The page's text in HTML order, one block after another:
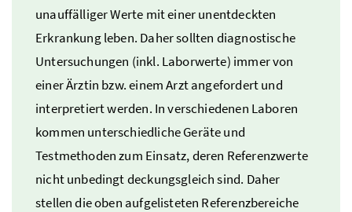
unauffälliger Werte mit einer unentdeckten
Erkrankung leben. Daher sollten diagnostische
Untersuchungen (inkl. Laborwerte) immer von
einer Ärztin bzw.einem Arzt angefordert und
interpretiert werden. In verschiedenen Laboren
kommen unterschiedliche Geräte und
Testmethoden zum Einsatz, deren Referenzwerte
nicht unbedingt deckungsgleich sind. Daher
stellen die oben aufgelisteten Referenzbereiche